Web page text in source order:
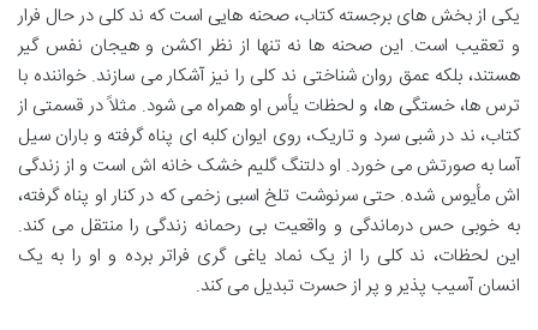
یکی از بخش های برجسته کتاب، صحنه هایی است که ند کلی در حال فرار
و تعقیب است. این صحنه ها نه تنها از نظر اکشن و هیجان نفس گیر
هستند، بلکه عمق روان شناختی ند کلی را نیز آشکار می سازند. خواننده با
ترس ها، خستگی ها، و لحظات یأس او همراه می شود. مثلاً در قسمتی از
کتاب، ند در شبی سرد و تاریک، روی ایوان کلبه ای پناه گرفته و باران سیل
آسا به صورتش می خورد. او دلتنگ گلیم خشک خانه اش است و از زندگی
اش مأیوس شده. حتی سرنوشت تلخ اسبی زخمی که در کنار او پناه گرفته،
به خوبی حس درماندگی و واقعیت بی رحمانه زندگی را منتقل می کند.
این لحظات، ند کلی را از یک نماد یاغی گری فراتر برده و او را به یک
انسان آسیب پذیر و پر از حسرت تبدیل می کند.